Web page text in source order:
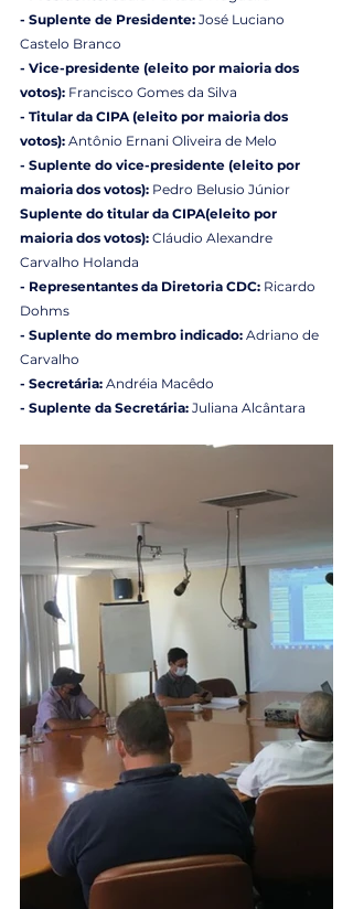
- Suplente de Presidente: José Luciano
Castelo Branco
- Vice-presidente (eleito por maioria dos
votos): Francisco Gomes da Silva
- Titular da CIPA (eleito por maioria dos
votos): Antônio Ernani Oliveira de Melo
- Suplente do vice-presidente (eleito por
maioria dos votos): Pedro Belusio Júnior
Suplente do titular da CIPA(eleito por
maioria dos votos): Cláudio Alexandre
Carvalho Holanda
- Representantes da Diretoria CDC: Ricardo
Dohms
- Suplente do membro indicado: Adriano de
Carvalho
- Secretária: Andréia Macêdo
- Suplente da Secretária: Juliana Alcântara